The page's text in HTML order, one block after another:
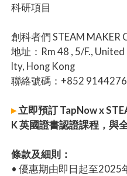
科研項目
創科者們 STEAM MAKER
地址：Rm 48 , 5/F.,
lty, Hong Kong
聯絡號碼：+852
▸立即預訂 TapNow x
K 英國證書認證課程，與
條款及細則：
• 優惠期由即日起至2025